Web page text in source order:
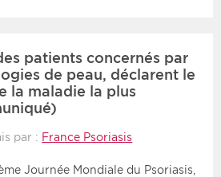
patients concernés par
de peau, déclarent le
la maladie la plus
par : France Psoriasis
Journée Mondiale du Psoriasis,